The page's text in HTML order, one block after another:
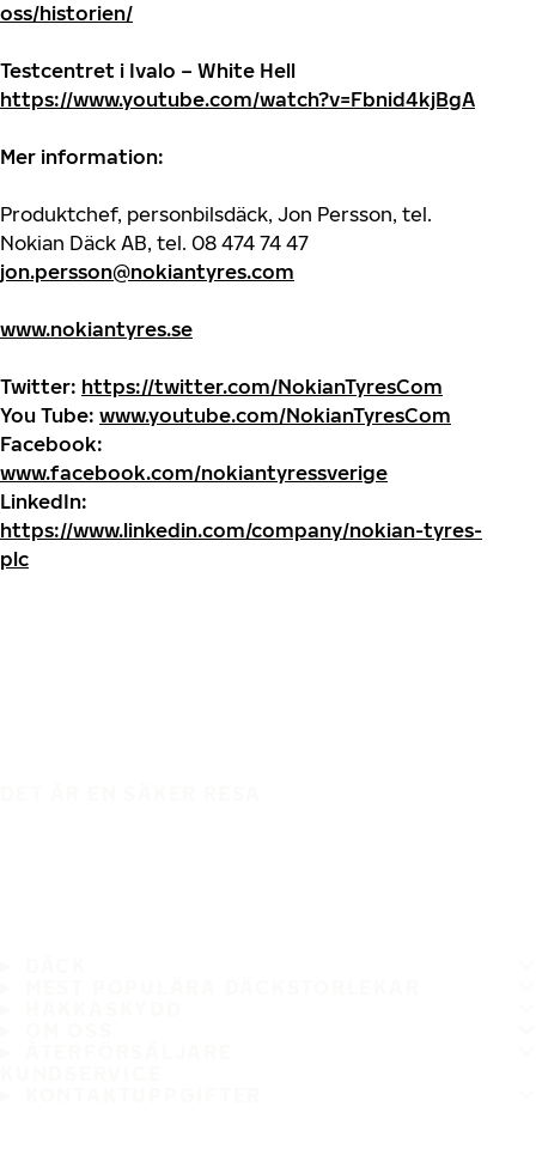
oss/historien/
Testcentret i Ivalo – White Hell
https://www.youtube.com/watch?v=Fbnid4kjBgA
Mer information:
Produktchef, personbilsdäck, Jon Persson, tel.
Nokian Däck AB, tel. 08 474 74 47
jon.persson@nokiantyres.com
www.nokiantyres.se
Twitter: https://twitter.com/NokianTyresCom
You Tube: www.youtube.com/NokianTyresCom
Facebook:
www.facebook.com/nokiantyressverige
LinkedIn:
https://www.linkedin.com/company/nokian-tyres-
plc